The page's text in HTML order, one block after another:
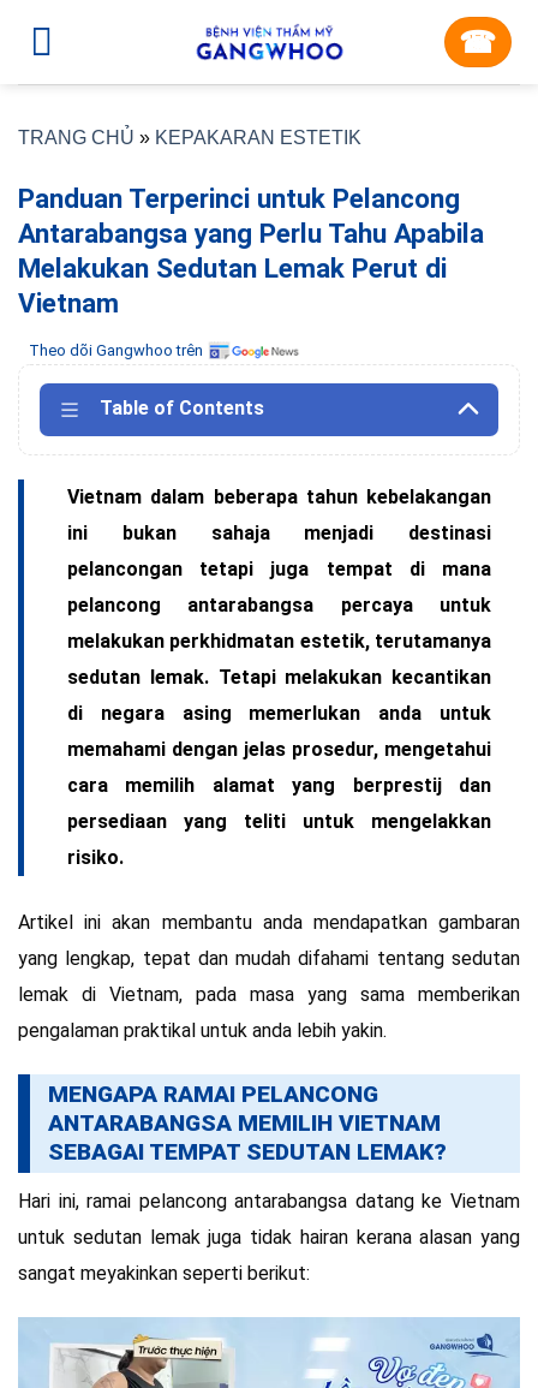
☎︎
TRANG CHỦ » KEPAKARAN ESTETIK
Panduan Terperinci untuk Pelancong
Antarabangsa yang Perlu Tahu Apabila
Melakukan Sedutan Lemak Perut di
Vietnam
Theo dõi Gangwhoo trên
Table of Contents
Vietnam dalam beberapa tahun kebelakangan
ini bukan sahaja menjadi destinasi
pelancongan tetapi juga tempat di mana
pelancong antarabangsa percaya untuk
melakukan perkhidmatan estetik, terutamanya
sedutan lemak. Tetapi melakukan kecantikan
di negara asing memerlukan anda untuk
memahami dengan jelas prosedur, mengetahui
cara memilih alamat yang berprestij dan
persediaan yang teliti untuk mengelakkan
risiko.
Artikel ini akan membantu anda mendapatkan gambaran
yang lengkap, tepat dan mudah difahami tentang sedutan
lemak di Vietnam, pada masa yang sama memberikan
pengalaman praktikal untuk anda lebih yakin.
MENGAPA RAMAI PELANCONG
ANTARABANGSA MEMILIH VIETNAM
SEBAGAI TEMPAT SEDUTAN LEMAK?
Hari ini, ramai pelancong antarabangsa datang ke Vietnam
untuk sedutan lemak juga tidak hairan kerana alasan yang
sangat meyakinkan seperti berikut: